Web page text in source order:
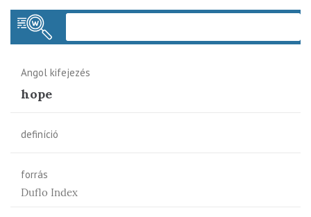
Angol kifejezés
hope
definíció
forrás
Duflo Index